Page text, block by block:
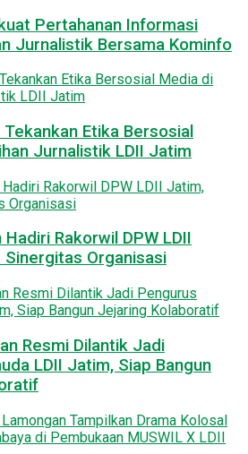
Pertahanan Informasi
Jurnalistik Bersama Kominfo
Etika Bersosial
Jurnalistik LDII Jatim
Rakorwil DPW LDII
Organisasi
Resmi Dilantik Jadi
LDII Jatim, Siap Bangun